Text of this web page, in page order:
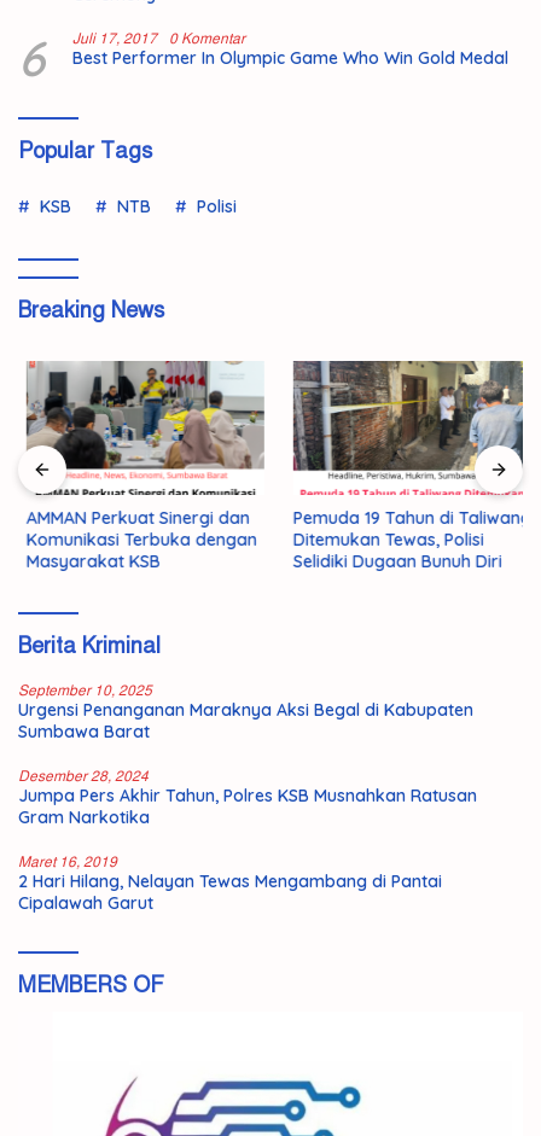
6 Juli 17, 2017 0 Komentar
Best Performer In Olympic Game Who Win Gold Medal
Popular Tags
KSB NTB Polisi
Breaking News
AMMAN Perkuat Sinergi dan
Komunikasi Terbuka dengan
Masyarakat KSB
Pemuda 19 Tahun di Taliwang
Ditemukan Tewas, Polisi
Selidiki Dugaan Bunuh Diri
Berita Kriminal
September 10, 2025
Urgensi Penanganan Maraknya Aksi Begal di Kabupaten
Sumbawa Barat
Desember 28, 2024
Jumpa Pers Akhir Tahun, Polres KSB Musnahkan Ratusan
Gram Narkotika
Maret 16, 2019
2 Hari Hilang, Nelayan Tewas Mengambang di Pantai
Cipalawah Garut
MEMBERS OF